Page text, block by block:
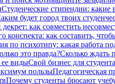
Студенческие стипендии:
будет город твоих
как совместить
конспекта: как составить,
по психотипу: какая работа
это правда?Сколько ждать
ее видыСвой бизнес для
пользыПедагогическая
Почему студенты бросают